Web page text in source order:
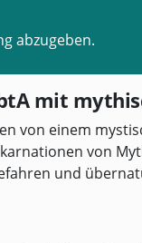
abzugeben.
mit
von einem
von
und